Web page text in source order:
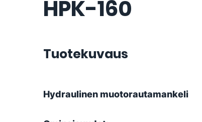
HPK-160
Tuotekuvaus
Hydraulinen muotorautamankeli